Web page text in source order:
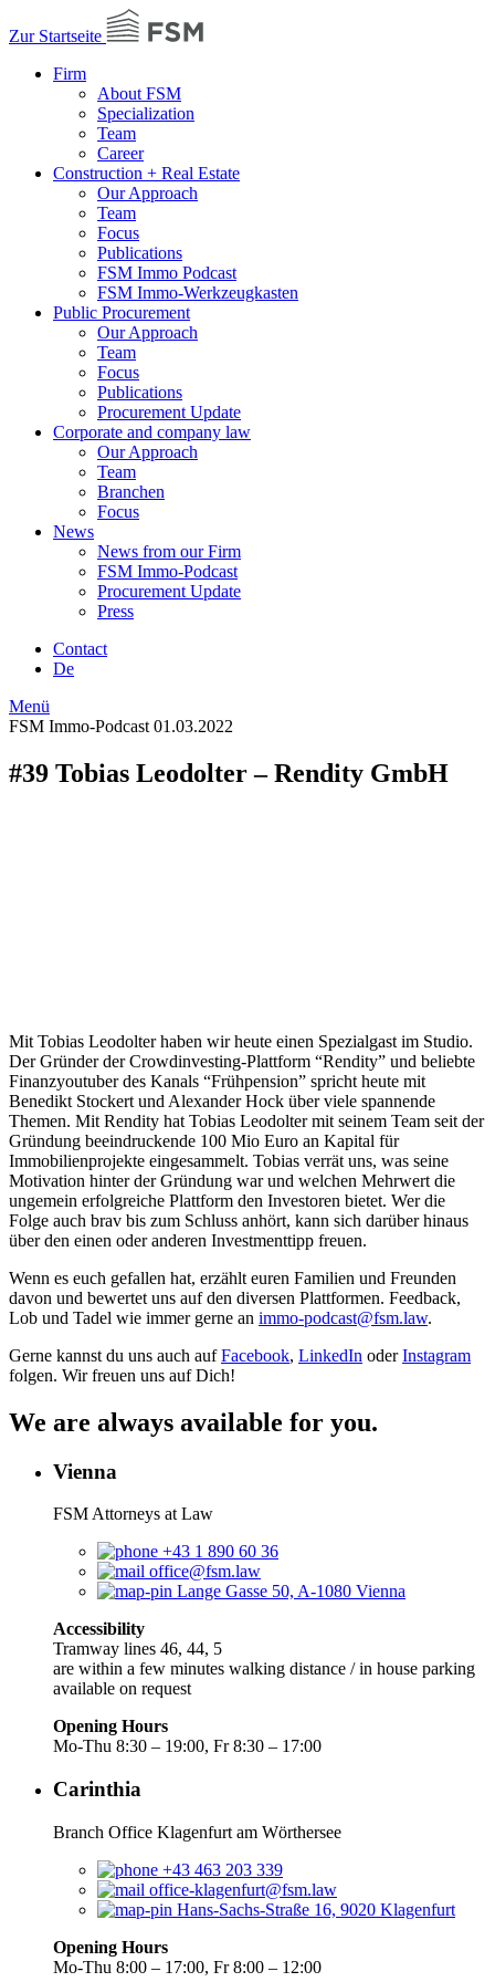
Zur Startseite
Firm
About FSM
Specialization
Team
Career
Construction + Real Estate
Our Approach
Team
Focus
Publications
FSM Immo Podcast
FSM Immo-Werkzeugkasten
Public Procurement
Our Approach
Team
Focus
Publications
Procurement Update
Corporate and company law
Our Approach
Team
Branchen
Focus
News
News from our Firm
FSM Immo-Podcast
Procurement Update
Press
Contact
De
Menü
FSM Immo-Podcast 01.03.2022
#39 Tobias Leodolter – Rendity GmbH
Mit Tobias Leodolter haben wir heute einen Spezialgast im Studio.
Der Gründer der Crowdinvesting-Plattform “Rendity” und beliebte
Finanzyoutuber des Kanals “Frühpension” spricht heute mit
Benedikt Stockert und Alexander Hock über viele spannende
Themen. Mit Rendity hat Tobias Leodolter mit seinem Team seit der
Gründung beeindruckende 100 Mio Euro an Kapital für
Immobilienprojekte eingesammelt. Tobias verrät uns, was seine
Motivation hinter der Gründung war und welchen Mehrwert die
ungemein erfolgreiche Plattform den Investoren bietet. Wer die
Folge auch brav bis zum Schluss anhört, kann sich darüber hinaus
über den einen oder anderen Investmenttipp freuen.
Wenn es euch gefallen hat, erzählt euren Familien und Freunden
davon und bewertet uns auf den diversen Plattformen. Feedback,
Lob und Tadel wie immer gerne an immo-podcast@fsm.law.
Gerne kannst du uns auch aufFacebook, LinkedIn oderInstagram
folgen. Wir freuen uns auf Dich!
We are always available for you.
Vienna
FSM Attorneys at Law
+43 1 890 60 36
office@fsm.law
Lange Gasse 50, A-1080 Vienna
Accessibility
Tramway lines 46, 44, 5
are within a few minutes walking distance / in house parking
available on request
Opening Hours
Mo-Thu 8:30 – 19:00, Fr 8:30 – 17:00
Carinthia
Branch Office Klagenfurt am Wörthersee
+43 463 203 339
office-klagenfurt@fsm.law
Hans-Sachs-Straße 16, 9020 Klagenfurt
Opening Hours
Mo-Thu 8:00 – 17:00, Fr 8:00 – 12:00